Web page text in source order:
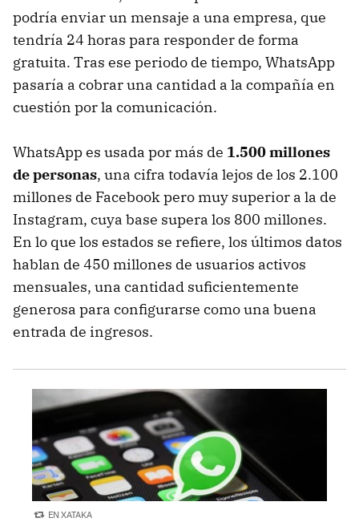
podría enviar un mensaje a una empresa, que
tendría 24 horas para responder de forma
gratuita. Tras ese periodo de tiempo, WhatsApp
pasaría a cobrar una cantidad a la compañía en
cuestión por la comunicación.
WhatsApp es usada por más de 1.500 millones
de personas, una cifra todavía lejos de los 2.100
millones de Facebook pero muy superior a la de
Instagram, cuya base supera los 800 millones.
En lo que los estados se refiere, los últimos datos
hablan de 450 millones de usuarios activos
mensuales, una cantidad suficientemente
generosa para configurarse como una buena
entrada de ingresos.
EN XATAKA